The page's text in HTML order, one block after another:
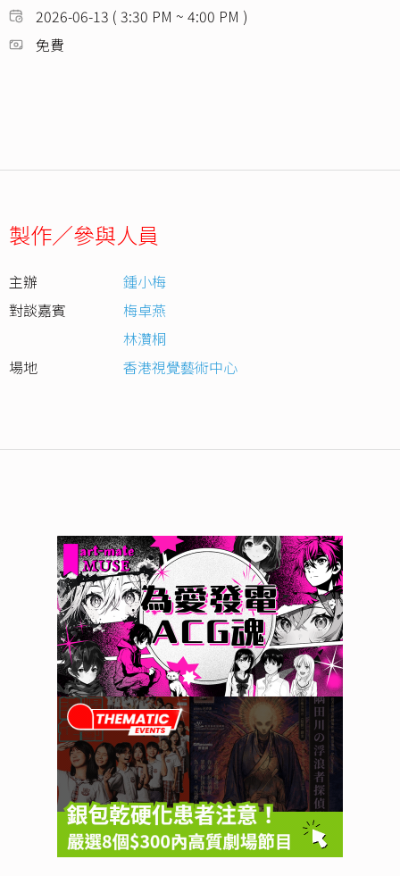
2026-06-13 ( 3:30 PM ~ 4:00 PM )
免費
製作／參與人員
主辦
鍾小梅
對談嘉賓
梅卓燕
林灒桐
場地
香港視覺藝術中心